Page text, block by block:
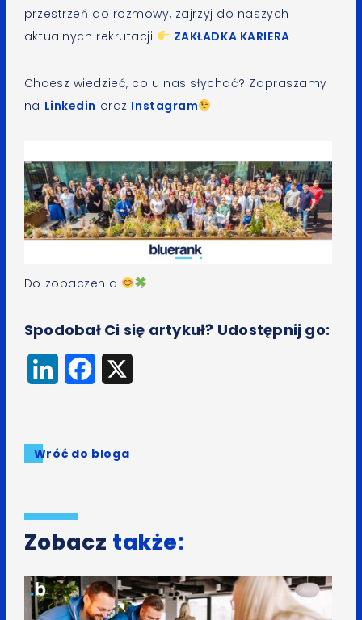
przestrzeń do rozmowy, zajrzyj do naszych
aktualnych rekrutacji
ZAKŁADKA KARIERA
Chcesz wiedzieć, co u nas słychać? Zapraszamy
na Linkedin oraz Instagram
Do zobaczenia
Spodobał Ci się artykuł? Udostępnij go:
LinkedInFacebook
Wróć do bloga
Zobacz także: